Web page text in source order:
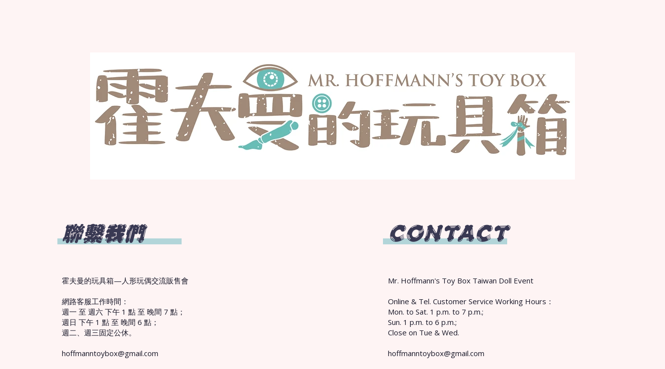
聯繫我們
霍夫曼的玩具箱—人形玩偶交流販售會
網路客服工作時間：
週一 至 週六 下午 1 點 至 晚間 7 點；
週日 下午 1 點 至 晚間 6 點；
週二、週三固定公休。
hoffmanntoybox@gmail.com
CONTACT
Mr. Hoffmann's Toy Box Taiwan Doll Event
​Online & Tel. Customer Service Working Hours：
Mon. to Sat. 1 p.m. to 7 p.m.;
Sun. 1 p.m. to 6 p.m.;
Close on Tue & Wed.
hoffmanntoybox@gmail.com